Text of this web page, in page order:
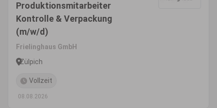
Produktionsmitarbeiter
Kontrolle & Verpackung
(m/w/d)
Frielinghaus GmbH
Zülpich
Vollzeit
08.08.2026